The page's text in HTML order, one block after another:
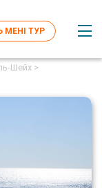
МЕНІ ТУР
Шейх >